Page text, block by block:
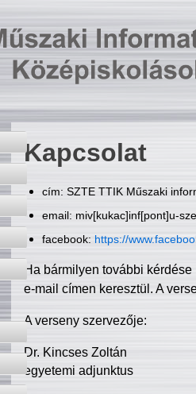
Kapcsolat
cím: SZTE TTIK Műszaki
email: miv[kukac]inf[pont]u-
facebook: https://
Ha bármilyen további
e-mail címen keresztül. A
A verseny szervezője:
Dr. Kincses Zoltán
egyetemi adjunktus